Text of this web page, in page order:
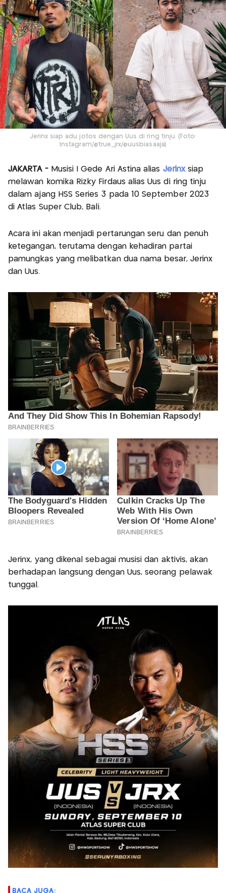
Jerinx siap adu jotos dengan Uus di ring tinju. (Foto:
Instagram/@true_jrx/@uusbiasaaja)
JAKARTA -Musisi I Gede Ari Astina alias Jerinxsiap
melawan komika Rizky Firdaus alias Uus di ring tinju
dalam ajang HSS Series 3 pada 10 September 2023
di Atlas Super Club, Bali.
Acara ini akan menjadi pertarungan seru dan penuh
ketegangan, terutama dengan kehadiran partai
pamungkas yang melibatkan dua nama besar, Jerinx
dan Uus.
Jerinx, yang dikenal sebagai musisi dan aktivis, akan
berhadapan langsung dengan Uus, seorang pelawak
tunggal.
BACA JUGA: